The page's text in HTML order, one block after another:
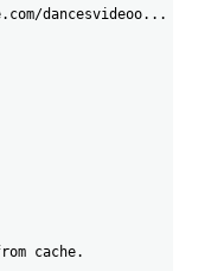
dancesvideoo...
cache.